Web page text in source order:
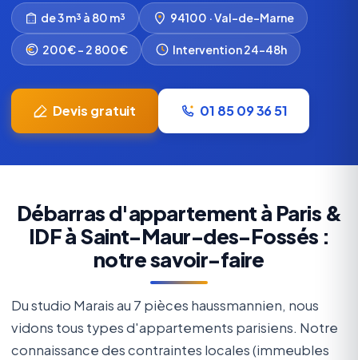
de 3 m³ à 80 m³ 94100 · Val-de-Marne
200€ – 2 800€ Intervention 24-48h
Devis gratuit 01 85 09 36 51
Débarras d'appartement à Paris &
IDF à Saint-Maur-des-Fossés :
notre savoir-faire
Du studio Marais au 7 pièces haussmannien, nous
vidons tous types d'appartements parisiens. Notre
connaissance des contraintes locales (immeubles